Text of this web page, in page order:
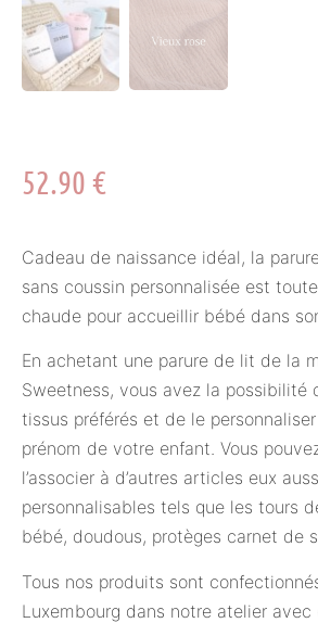
52.90 €
Cadeau de naissance idéal, la
sans coussin personnalisée est
chaude pour accueillir bébé dans
En achetant une parure de lit de la
Sweetness, vous avez la possibilité
tissus préférés et de le
prénom de votre enfant. Vous
l’associer à d’autres articles eux
personnalisables tels que les tours
bébé, doudous, protèges carnet de
Tous nos produits sont
Luxembourg dans notre atelier avec